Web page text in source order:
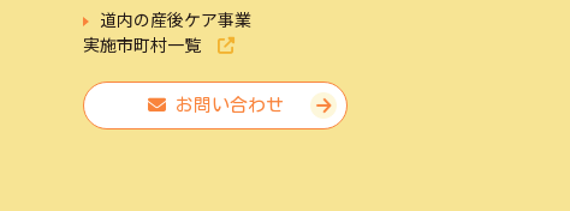
道内の産後ケア事業
実施市町村一覧
お問い合わせ